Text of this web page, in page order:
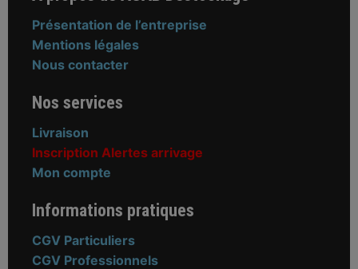
Présentation de l’entreprise
Mentions légales
Nous contacter
Nos services
Livraison
Inscription Alertes arrivage
Mon compte
Informations pratiques
CGV Particuliers
CGV Professionnels